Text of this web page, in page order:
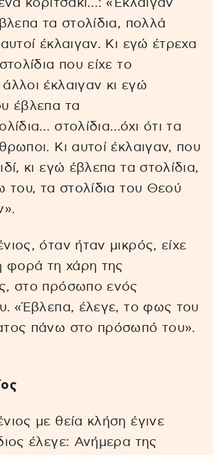
κοριτσάκι…: «Έκλαιγαν
τα στολίδια, πολλά
έκλαιγαν. Κι εγώ έτρεχα
που είχε το
έκλαιγαν κι εγώ
έβλεπα τα
στολίδια…όχι ότι τα
Κι αυτοί έκλαιγαν, που
κι εγώ έβλεπα τα στολίδια,
του, τα στολίδια του Θεού
όταν ήταν μικρός, είχε
φορά τη χάρη της
στο πρόσωπο ενός
«Έβλεπα, έλεγε, το φως του
πάνω στο πρόσωπό του».
με θεία κλήση έγινε
έλεγε: Ανήμερα της